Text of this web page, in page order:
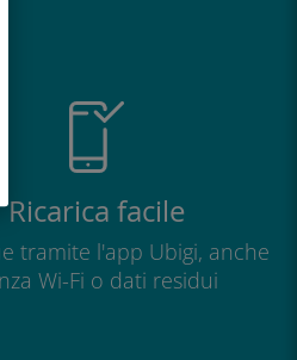
Ricarica facile
tramite l'app Ubigi, anche
Wi-Fi o dati residui